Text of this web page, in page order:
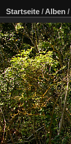
Startseite / Alben /